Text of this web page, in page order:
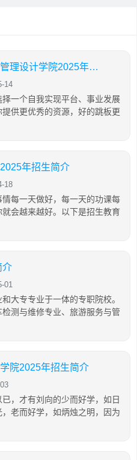
成都信息工程大学银杏酒店管理设计学院2025年招生简介
14
一个自我实现平台、事业发展
供更优秀的资源，好的跳板更
年招生简介
18
每一天做好，每一天的功课每
会越来越好。以下是招生教育
介
01
大专专业于一体的专职院校。
测与维修专业、旅游服务与管
院2025年招生简介
，才有刘向的少而好学，如日
老而好学，如炳烛之明，因为